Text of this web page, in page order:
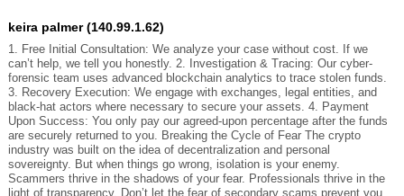
keira palmer (140.99.1.62)
1. Free Initial Consultation: We analyze your case without cost. If we
can’t help, we tell you honestly. 2. Investigation & Tracing: Our cyber-
forensic team uses advanced blockchain analytics to trace stolen funds.
3. Recovery Execution: We engage with exchanges, legal entities, and
black-hat actors where necessary to secure your assets. 4. Payment
Upon Success: You only pay our agreed-upon percentage after the funds
are securely returned to you. Breaking the Cycle of Fear The crypto
industry was built on the idea of decentralization and personal
sovereignty. But when things go wrong, isolation is your enemy.
Scammers thrive in the shadows of your fear. Professionals thrive in the
light of transparency. Don’t let the fear of secondary scams prevent you